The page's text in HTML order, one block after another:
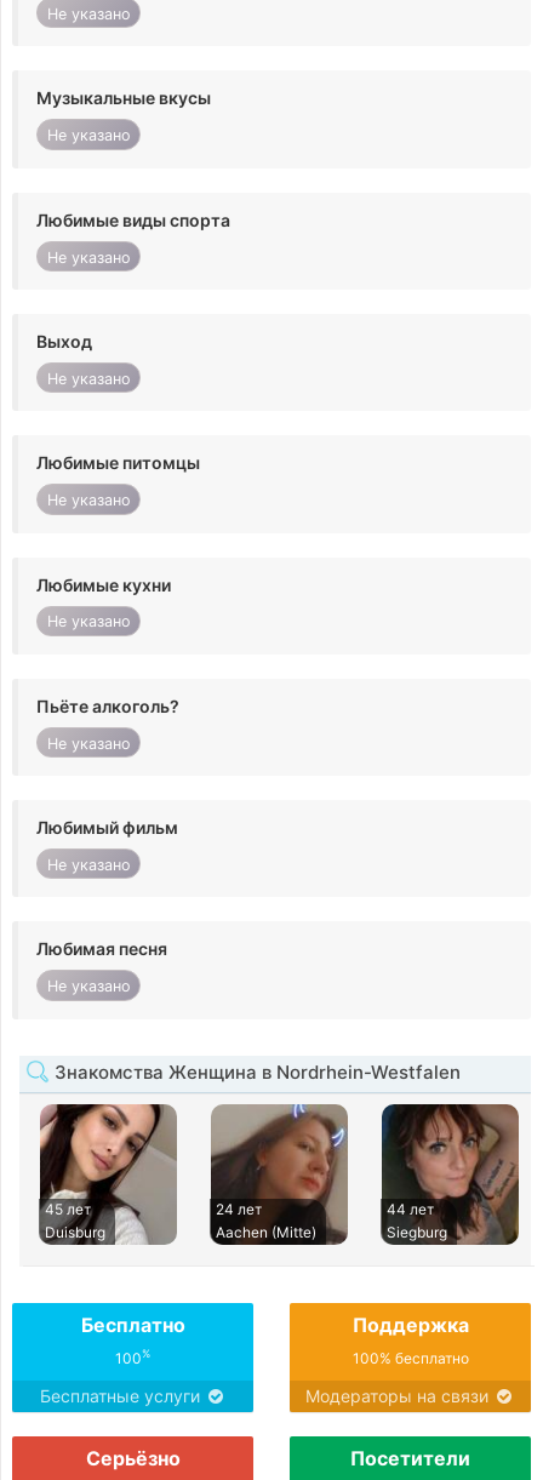
Не указано
Музыкальные вкусы
Не указано
Любимые виды спорта
Не указано
Выход
Не указано
Любимые питомцы
Не указано
Любимые кухни
Не указано
Пьёте алкоголь?
Не указано
Любимый фильм
Не указано
Любимая песня
Не указано
Знакомства Женщина в Nordrhein-Westfalen
45 лет
Duisburg
24 лет
Aachen (Mitte)
44 лет
Siegburg
Бесплатно
100%
Бесплатные услуги
Поддержка
100% бесплатно
Модераторы на связи
Серьёзно Посетители